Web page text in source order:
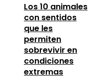
Los 10 animales
con sentidos
que les
permiten
sobrevivir en
condiciones
extremas